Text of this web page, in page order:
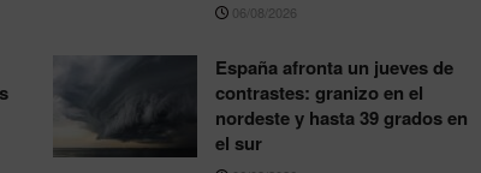
06/08/2026
España afronta un jueves de
contrastes: granizo en el
nordeste y hasta 39 grados en
el sur